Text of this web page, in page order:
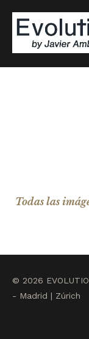
Todas las
© 2026
- Madrid | Zúrich